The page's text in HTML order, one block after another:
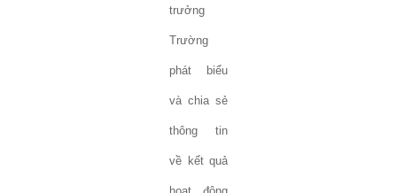
trưởng
Trường
phát biểu
và chia sẻ
thông tin
về kết quả